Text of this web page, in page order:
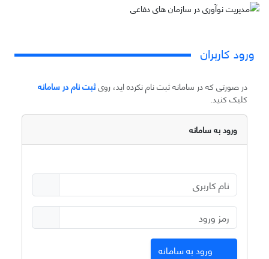
ورود کاربران
در صورتی که در سامانه ثبت نام نکرده اید، رویثبت نام در سامانه
کلیک کنید.
ورود به سامانه
ورود به سامانه